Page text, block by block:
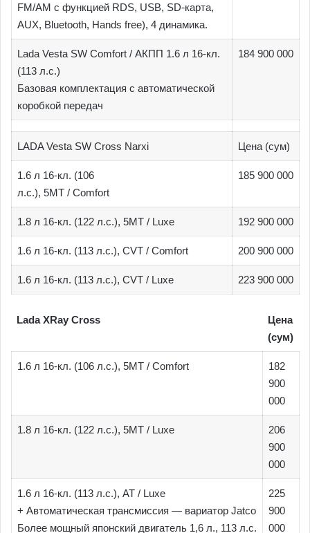
FM/AM с функцией RDS, USB, SD-карта,
AUX, Bluetooth, Hands free), 4 динамика.
Lada Vesta SW Comfort / АКПП 1.6 л 16-кл.
(113 л.с.)
Базовая комплектация с автоматической
коробкой передач
184 900 000
LADA Vesta SW Cross Narxi Цена (сум)
1.6 л 16-кл. (106
л.с.), 5МТ / Comfort
185 900 000
1.8 л 16-кл. (122 л.с.), 5МТ / Luxe 192 900 000
1.6 л 16-кл. (113 л.с.), CVT / Comfort 200 900 000
1.6 л 16-кл. (113 л.с.), CVT / Luxe 223 900 000
Lada XRay Cross
Цена
(сум)
1.6 л 16-кл. (106 л.с.), 5МТ / Comfort
182
900
000
1.8 л 16-кл. (122 л.с.), 5МТ / Luxe
206
900
000
1.6 л 16-кл. (113 л.с.), AT / Luxe
+ Автоматическая трансмиссия — вариатор Jatco
Более мощный японский двигатель 1,6 л., 113 л.с.
225
900
000